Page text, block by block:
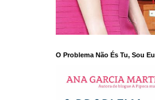
O Problema Não És Tu, Sou Eu